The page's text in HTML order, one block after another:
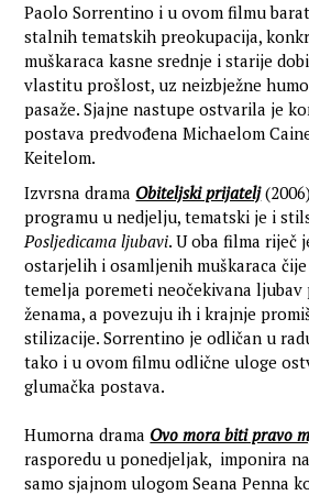
Paolo Sorrentino i u ovom filmu
stalnih tematskih preokupacija,
muškaraca kasne srednje i starije
vlastitu prošlost, uz neizbježne
pasaže. Sjajne nastupe ostvarila je
postava predvođena Michaelom
Keitelom.
Izvrsna drama Obiteljski prijatelj
programu u nedjelju, tematski je i
Posljedicama ljubavi. U oba filma riječ
ostarjelih i osamljenih muškaraca
temelja poremeti neočekivana ljubav
ženama, a povezuju ih i krajnje
stilizacije. Sorrentino je odličan u
tako i u ovom filmu odlične uloge
glumačka postava.
Humorna drama Ovo mora biti pravo
rasporedu u ponedjeljak, imponira
samo sjajnom ulogom Seana Penna